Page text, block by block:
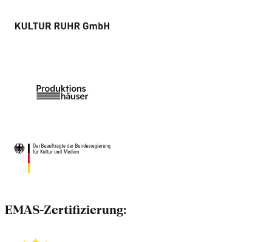
EMAS-Zertifizierung: